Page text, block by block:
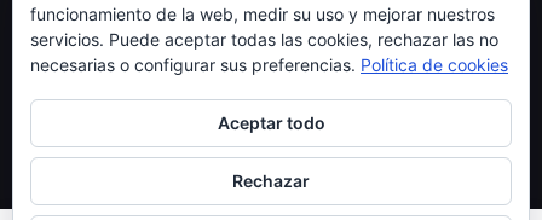
funcionamiento de la web, medir su uso y mejorar nuestros
servicios. Puede aceptar todas las cookies, rechazar las no
necesarias o configurar sus preferencias. Política de cookies
Aceptar todo
Rechazar